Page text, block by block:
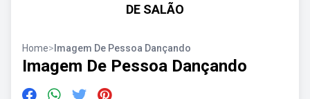
DE SALÃO
Home> Imagem De Pessoa Dançando
Imagem De Pessoa Dançando